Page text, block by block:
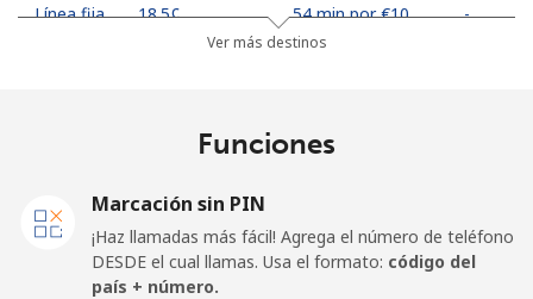
Línea fija ⁦18.5¢⁩ 54 min por ⁦€10⁩ -
Línea fija ⁦38.9¢⁩
⁦30.9¢⁩ 32 min por ⁦€10⁩ -
Ver más destinos
Funciones
Marcación sin PIN
¡Haz llamadas más fácil! Agrega el número de teléfono
DESDE el cual llamas. Usa el formato: código del
país + número.